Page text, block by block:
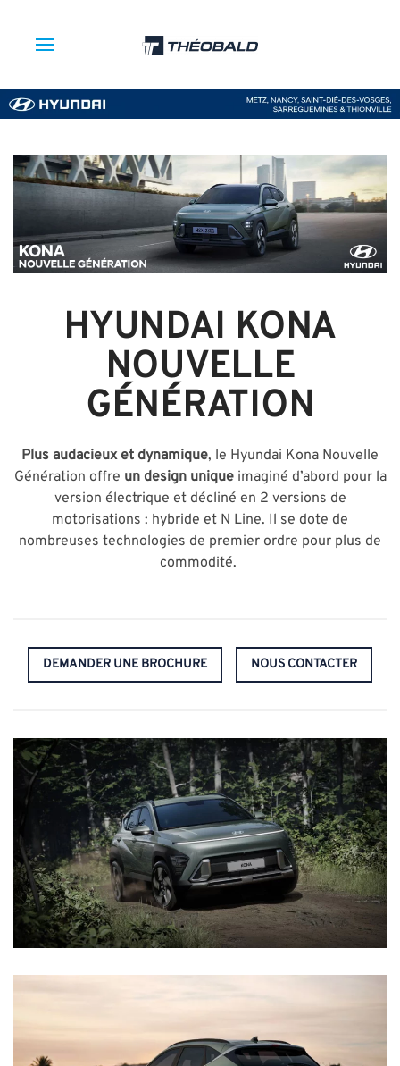
HYUNDAI KONA
NOUVELLE
GÉNÉRATION
Plus audacieux et dynamique, le Hyundai Kona Nouvelle
Génération offre un design uniqueimaginé d’abord pour la
version électrique et décliné en 2 versions de
motorisations : hybride et N Line. Il se dote de
nombreuses technologies de premier ordre pour plus de
commodité.
DEMANDER UNE BROCHURE NOUS CONTACTER